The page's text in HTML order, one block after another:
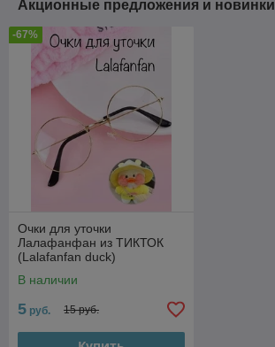
Акционные предложения и новинки
-67%
Очки для уточки
Лалафанфан из ТИКТОК
(Lalafanfan duck)
В наличии
5 руб. 15 руб.